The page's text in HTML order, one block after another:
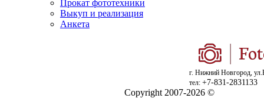
Прокат фототехники
Выкуп и реализация
Анкета
г. Нижний Новгород,
тел: +7-831-2831133
Copyright 2007-2026 ©